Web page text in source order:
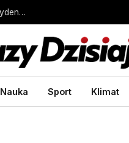
Były współpracownik o Andrzeju Dudzie. Ujawnił, dlaczego były prezydent milczy – Wprost
Nauka Sport Klimat